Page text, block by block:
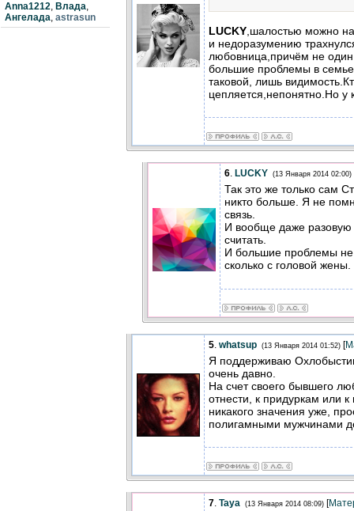
Anna1212, Влада,
Ангелада, astrasun
LUCKY ,шалостью можно
и недоразумению
любовница,причём не один
большие проблемы в
таковой, лишь
цепляется,непонятно.Но у
6. LUCKY (13 Января 2014 02:00)
Так это же только сам
никто больше. Я не
связь.
И вообще даже
считать.
И большие проблемы не
сколько с головой жены.
5. whatsup (13 Января 2014 01:52) [
Я поддерживаю
очень давно.
На счет своего бывшего
отнести, к придуркам или
никакого значения уже,
полигамными мужчинами
7. Taya (13 Января 2014 08:09) [